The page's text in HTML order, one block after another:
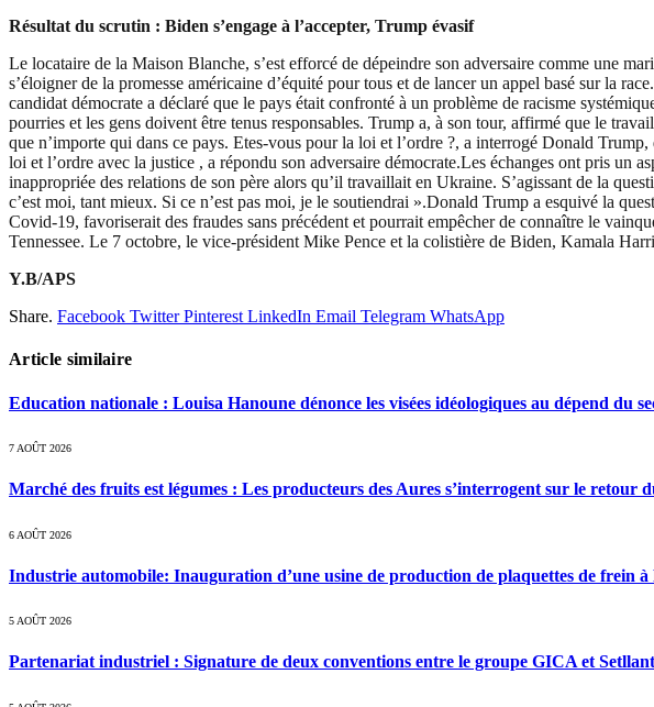
Résultat du scrutin : Biden s’engage à l’accepter, Trump évasif
Le locataire de la Maison Blanche, s’est efforcé de dépeindre son adversaire comme une
s’éloigner de la promesse américaine d’équité pour tous et de lancer un appel basé sur la
candidat démocrate a déclaré que le pays était confronté à un problème de racisme
pourries et les gens doivent être tenus responsables. Trump a, à son tour, affirmé que le
que n’importe qui dans ce pays. Etes-vous pour la loi et l’ordre ?, a interrogé Donald
loi et l’ordre avec la justice , a répondu son adversaire démocrate.Les échanges ont pris un
inappropriée des relations de son père alors qu’il travaillait en Ukraine. S’agissant de la
c’est moi, tant mieux. Si ce n’est pas moi, je le soutiendrai ».Donald Trump a esquivé la
Covid-19, favoriserait des fraudes sans précédent et pourrait empêcher de connaître le
Tennessee. Le 7 octobre, le vice-président Mike Pence et la colistière de Biden, Kamala
Y.B/APS
Share. Facebook Twitter Pinterest LinkedIn Email Telegram WhatsApp
Article similaire
Education nationale : Louisa Hanoune dénonce les visées idéologiques au dépend du
7 AOÛT 2026
Marché des fruits est légumes : Les producteurs des Aures s’interrogent sur le retour
6 AOÛT 2026
Industrie automobile: Inauguration d’une usine de production de plaquettes de frein à
5 AOÛT 2026
Partenariat industriel : Signature de deux conventions entre le groupe GICA et